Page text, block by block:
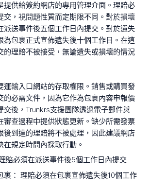
提供給簽約網店的專用管理介面。理賠必
交，視問題性質而定期限不同。對於損壞
派送事件後五個工作日內提交。對於遺失
為包裹正式宣佈遺失後十個工作日。在這
的理賠不被接受，無論遺失或損壞的情況
運輸入口網站的存取權限。銷售或購買發
的必需文件，因為它作為包裹內容申報價
交後，Trunkrs支援團隊透過電子郵件與
審查過程中提供狀態更新。缺少所需發票
後到達的理賠將不被處理，因此建議網店
在規定時間內採取行動。
賠必須在派送事件後5個工作日內提交
： 理賠必須在包裹宣佈遺失後10個工作